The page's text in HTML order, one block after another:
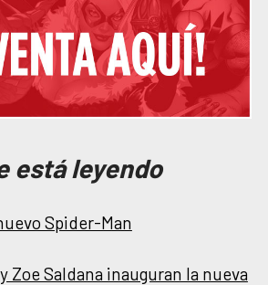
está leyendo
Spider-Man
Zoe Saldana inauguran la nueva